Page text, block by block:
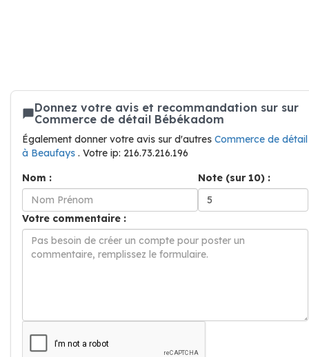
Donnez votre avis et recommandation sur sur
Commerce de détail Bébékadom
Également donner votre avis sur d'autres Commerce de détail
à Beaufays . Votre ip: 216.73.216.196
Nom :
Note (sur 10) :
Votre commentaire :